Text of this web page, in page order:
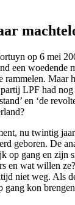
op 6 mei
een woedende
rammelen. Maar
LPF had
en ‘de
nu twintig
geboren. De
op gang en zijn
en wat willen
niet weg. Als
gang kon